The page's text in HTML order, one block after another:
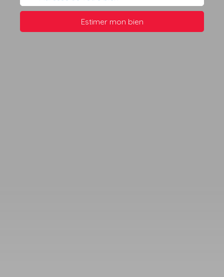
Estimer mon bien